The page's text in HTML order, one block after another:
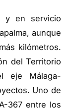
y en servicio
aunque
kilómetros.
del Territorio
eje Málaga-
Uno de
367 entre los